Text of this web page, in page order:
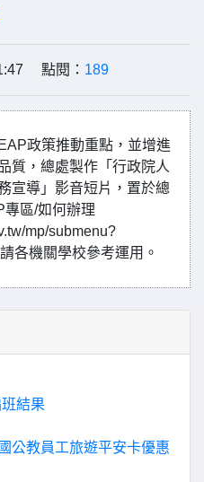
點閱： 189
政策推動重點，並增進
質，總處製作「行政院人
宣導」影音短片，置於總
專區/如何辦理
mp/submenu?
各機關學校參考運用。
結果
公教員工旅遊平安卡優惠